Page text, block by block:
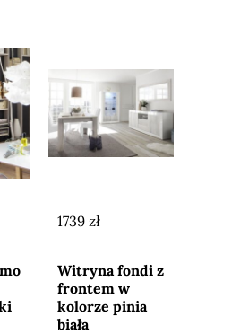
1739 zł
sklepu
Witryna fondi z
frontem w
kolorze pinia
biała